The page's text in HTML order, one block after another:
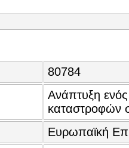
80784
Ανάπτυξη
καταστροφών
Ευρωπαϊκή